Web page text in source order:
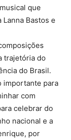
que
Bastos e
trajetória do
do Brasil.
importante para
com
celebrar do
nacional e a
por